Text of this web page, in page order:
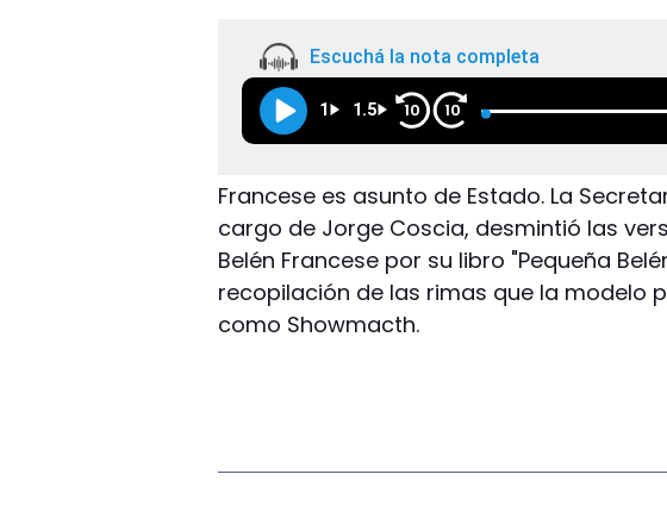
Escuchá la nota completa
1 1.5 10 10
Francese es asunto de Estado. La
cargo de Jorge Coscia, desmintió las
Belén Francese por su libro "Pequeña
recopilación de las rimas que la modelo
como Showmacth.